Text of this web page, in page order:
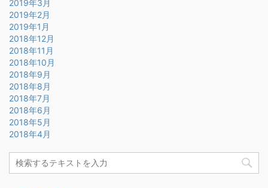
2019年3月
2019年2月
2019年1月
2018年12月
2018年11月
2018年10月
2018年9月
2018年8月
2018年7月
2018年6月
2018年5月
2018年4月